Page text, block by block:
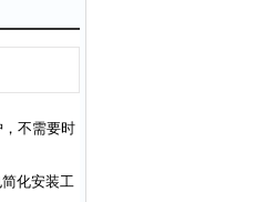
不需要时
化安装工